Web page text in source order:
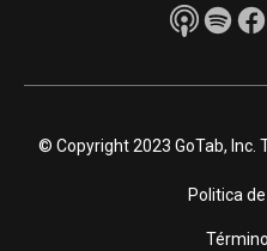
© Copyright 2023 GoTab, Inc.
Politica